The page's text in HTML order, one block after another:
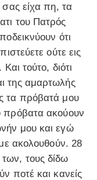
σας είχα πη, τα
του Πατρός
ότι
ούτε εις
τούτο, διότι
της αμαρτωλής
τα πρόβατά μου
πρόβατα ακούουν
μου και εγώ
ακολουθούν. 28
τους δίδω
ποτέ και κανείς